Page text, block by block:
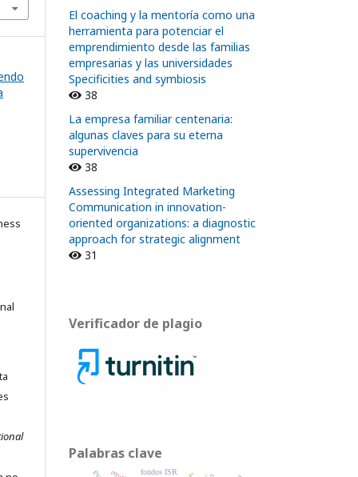
El coaching y la mentoría como una
herramienta para potenciar el
emprendimiento desde las familias
empresarias y las universidades
Specificities and symbiosis
38
La empresa familiar centenaria:
algunas claves para su eterna
supervivencia
38
Assessing Integrated Marketing
Communication in innovation-
oriented organizations: a diagnostic
approach for strategic alignment
31
Verificador de plagio
Palabras clave
fondos ISR